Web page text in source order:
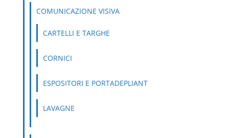
COMUNICAZIONE VISIVA
CARTELLI E TARGHE
CORNICI
ESPOSITORI E PORTADEPLIANT
LAVAGNE